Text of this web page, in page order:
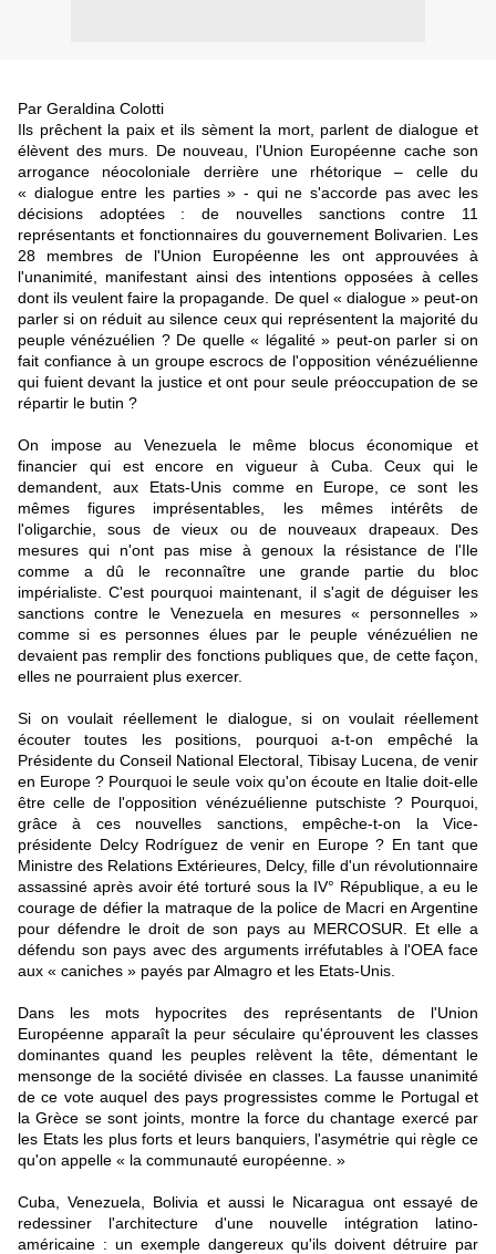
Par Geraldina Colotti
Ils prêchent la paix et ils sèment la mort, parlent de dialogue et
élèvent des murs. De nouveau, l'Union Européenne cache son
arrogance néocoloniale derrière une rhétorique – celle du
« dialogue entre les parties » - qui ne s'accorde pas avec les
décisions adoptées : de nouvelles sanctions contre 11
représentants et fonctionnaires du gouvernement Bolivarien. Les
28 membres de l'Union Européenne les ont approuvées à
l'unanimité, manifestant ainsi des intentions opposées à celles
dont ils veulent faire la propagande. De quel « dialogue » peut-on
parler si on réduit au silence ceux qui représentent la majorité du
peuple vénézuélien ? De quelle « légalité » peut-on parler si on
fait confiance à un groupe escrocs de l'opposition vénézuélienne
qui fuient devant la justice et ont pour seule préoccupation de se
répartir le butin ?
On impose au Venezuela le même blocus économique et
financier qui est encore en vigueur à Cuba. Ceux qui le
demandent, aux Etats-Unis comme en Europe, ce sont les
mêmes figures imprésentables, les mêmes intérêts de
l'oligarchie, sous de vieux ou de nouveaux drapeaux. Des
mesures qui n'ont pas mise à genoux la résistance de l'Ile
comme a dû le reconnaître une grande partie du bloc
impérialiste. C'est pourquoi maintenant, il s'agit de déguiser les
sanctions contre le Venezuela en mesures « personnelles »
comme si es personnes élues par le peuple vénézuélien ne
devaient pas remplir des fonctions publiques que, de cette façon,
elles ne pourraient plus exercer.
Si on voulait réellement le dialogue, si on voulait réellement
écouter toutes les positions, pourquoi a-t-on empêché la
Présidente du Conseil National Electoral, Tibisay Lucena, de venir
en Europe ? Pourquoi le seule voix qu'on écoute en Italie doit-elle
être celle de l'opposition vénézuélienne putschiste ? Pourquoi,
grâce à ces nouvelles sanctions, empêche-t-on la Vice-
présidente Delcy Rodríguez de venir en Europe ? En tant que
Ministre des Relations Extérieures, Delcy, fille d'un révolutionnaire
assassiné après avoir été torturé sous la IV° République, a eu le
courage de défier la matraque de la police de Macri en Argentine
pour défendre le droit de son pays au MERCOSUR. Et elle a
défendu son pays avec des arguments irréfutables à l'OEA face
aux « caniches » payés par Almagro et les Etats-Unis.
Dans les mots hypocrites des représentants de l'Union
Européenne apparaît la peur séculaire qu'éprouvent les classes
dominantes quand les peuples relèvent la tête, démentant le
mensonge de la société divisée en classes. La fausse unanimité
de ce vote auquel des pays progressistes comme le Portugal et
la Grèce se sont joints, montre la force du chantage exercé par
les Etats les plus forts et leurs banquiers, l'asymétrie qui règle ce
qu'on appelle « la communauté européenne. »
Cuba, Venezuela, Bolivia et aussi le Nicaragua ont essayé de
redessiner l'architecture d'une nouvelle intégration latino-
américaine : un exemple dangereux qu'ils doivent détruire par